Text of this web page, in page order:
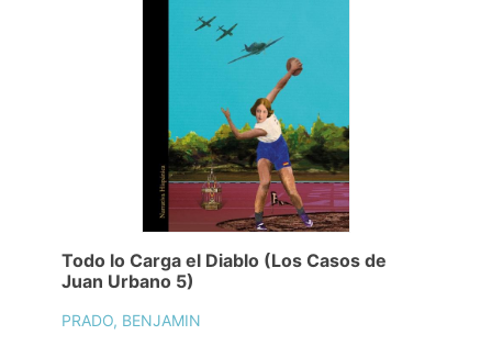
Todo lo Carga el Diablo (Los Casos de
Juan Urbano 5)
PRADO, BENJAMIN